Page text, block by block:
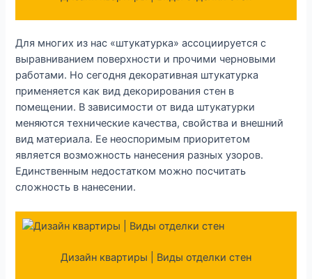
Для многих из нас «штукатурка» ассоциируется с
выравниванием поверхности и прочими черновыми
работами. Но сегодня декоративная штукатурка
применяется как вид декорирования стен в
помещении. В зависимости от вида штукатурки
меняются технические качества, свойства и внешний
вид материала. Ее неоспоримым приоритетом
является возможность нанесения разных узоров.
Единственным недостатком можно посчитать
сложность в нанесении.
Дизайн квартиры | Виды отделки стен